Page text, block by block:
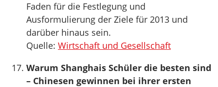
Faden für die Festlegung und
Ausformulierung der Ziele für 2013 und
darüber hinaus sein.
Quelle: Wirtschaft und Gesellschaft
Warum Shanghais Schüler die besten sind
– Chinesen gewinnen bei ihrer ersten